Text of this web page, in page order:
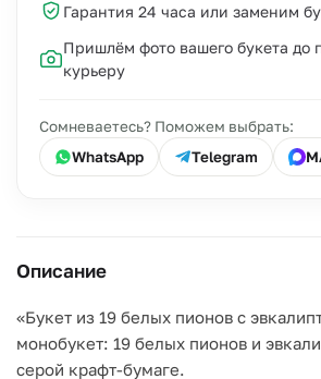
Гарантия 24 часа или заменим
Пришлём фото вашего букета до
курьеру
Сомневаетесь? Поможем выбрать:
WhatsApp
Telegram
Описание
«Букет из 19 белых пионов с
монобукет: 19 белых пионов и
серой крафт-бумаге.